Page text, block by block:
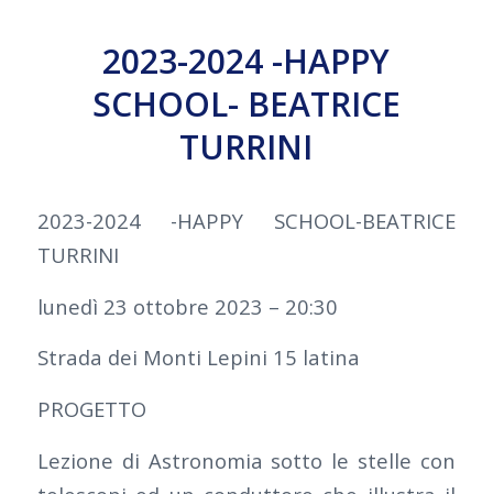
2023-2024 -HAPPY
SCHOOL- BEATRICE
TURRINI
2023-2024 -HAPPY SCHOOL-BEATRICE
TURRINI
lunedì 23 ottobre 2023 – 20:30
Strada dei Monti Lepini 15 latina
PROGETTO
Lezione di Astronomia sotto le stelle con